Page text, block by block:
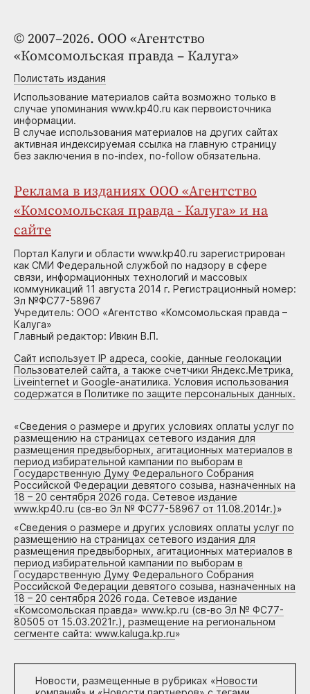
© 2007–2026. ООО «Агентство
«Комсомольская правда – Калуга»
Полистать издания
Использование материалов сайта возможно только в
случае упоминания www.kp40.ru как первоисточника
информации.
В случае использования материалов на других сайтах
активная индексируемая ссылка на главную страницу
без заключения в no-index, no-follow обязательна.
Реклама в изданиях ООО «Агентство
«Комсомольская правда - Калуга» и на
сайте
Портал Калуги и области www.kp40.ru зарегистрирован
как СМИ Федеральной службой по надзору в сфере
связи, информационных технологий и массовых
коммуникаций 11 августа 2014 г. Регистрационный номер:
Эл №ФС77-58967
Учредитель: ООО «Агентство «Комсомольская правда –
Калуга»
Главный редактор: Ивкин В.П.
Сайт использует IP адреса, cookie, данные геолокации
Пользователей сайта, а также счетчики Яндекс.Метрика,
Liveinternet и Google-анатилика. Условия использования
содержатся в Политике по защите персональных данных.
«Сведения о размере и других условиях оплаты услуг по
размещению на страницах сетевого издания для
размещения предвыборных, агитационных материалов в
период избирательной кампании по выборам в
Государственную Думу Федерального Собрания
Российской Федерации девятого созыва, назначенных на
18 – 20 сентября 2026 года. Сетевое издание
www.kp40.ru (св-во Эл № ФС77-58967 от 11.08.2014г.)»
«Сведения о размере и других условиях оплаты услуг по
размещению на страницах сетевого издания для
размещения предвыборных, агитационных материалов в
период избирательной кампании по выборам в
Государственную Думу Федерального Собрания
Российской Федерации девятого созыва, назначенных на
18 – 20 сентября 2026 года. Сетевое издание
«Комсомольская правда» www.kp.ru (св-во Эл № ФС77-
80505 от 15.03.2021г.), размещение на региональном
сегменте сайта: www.kaluga.kp.ru»
Новости, размещенные в рубриках «Новости